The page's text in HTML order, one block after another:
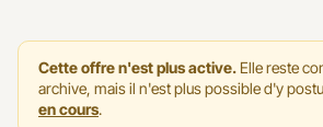
Cette offre n'est plus active. Elle reste
archive, mais il n'est plus possible d'y
en cours.